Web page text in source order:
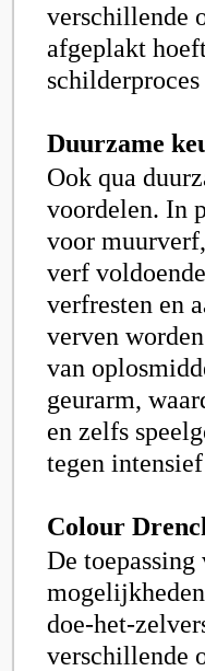
verschillende
afgeplakt
Duurzame
Ook qua
voordelen. In
voor
verf
verfresten en
verven
van
geurarm,
en zelfs
tegen
Colour
De
doe-het-
verschillende